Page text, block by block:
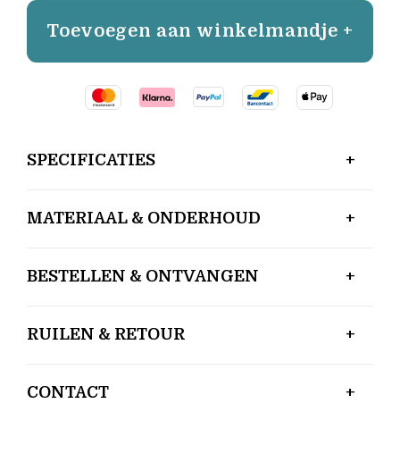
Toevoegen aan winkelmandje +
SPECIFICATIES
MATERIAAL & ONDERHOUD
BESTELLEN & ONTVANGEN
RUILEN & RETOUR
CONTACT